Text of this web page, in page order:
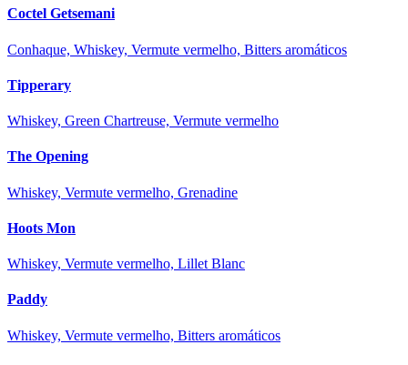
Coctel Getsemani
Conhaque, Whiskey, Vermute vermelho, Bitters aromáticos
Tipperary
Whiskey, Green Chartreuse, Vermute vermelho
The Opening
Whiskey, Vermute vermelho, Grenadine
Hoots Mon
Whiskey, Vermute vermelho, Lillet Blanc
Paddy
Whiskey, Vermute vermelho, Bitters aromáticos